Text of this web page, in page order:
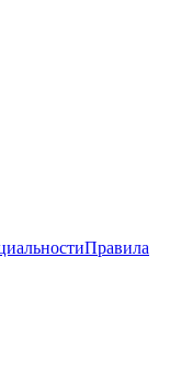
Правила